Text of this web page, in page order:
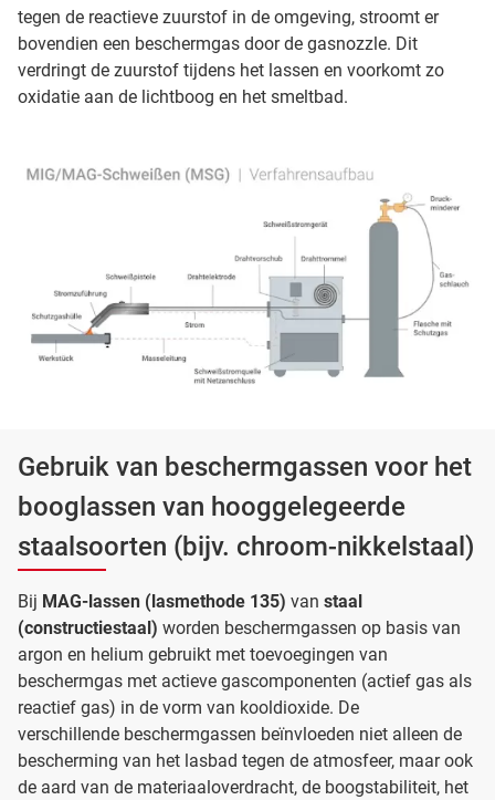
tegen de reactieve zuurstof in de omgeving, stroomt er
bovendien een beschermgas door de gasnozzle. Dit
verdringt de zuurstof tijdens het lassen en voorkomt zo
oxidatie aan de lichtboog en het smeltbad.
Gebruik van beschermgassen voor het
booglassen van hooggelegeerde
staalsoorten (bijv. chroom-nikkelstaal)
Bij MAG-lassen (lasmethode 135) van staal
(constructiestaal) worden beschermgassen op basis van
argon en helium gebruikt met toevoegingen van
beschermgas met actieve gascomponenten (actief gas als
reactief gas) in de vorm van kooldioxide. De
verschillende beschermgassen beïnvloeden niet alleen de
bescherming van het lasbad tegen de atmosfeer, maar ook
de aard van de materiaaloverdracht, de boogstabiliteit, het